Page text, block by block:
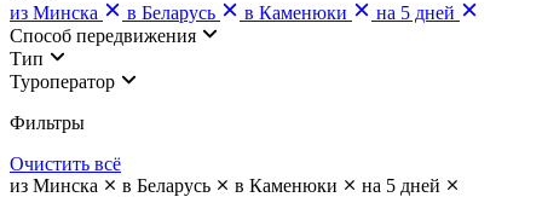
из Минска
в Беларусь в Каменюки
на 5 дней
Cпособ передвижения
Тип
Туроператор
Фильтры
Очистить всё
из Минска
в Беларусь в Каменюки
на 5 дней